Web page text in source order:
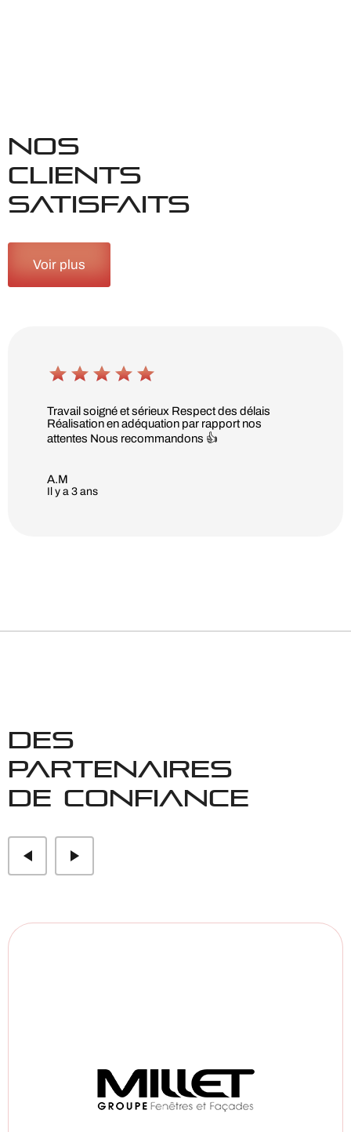
NOS
CLIENTS
SATISFAITS
Voir plus
Travail soigné et sérieux Respect des délais
Réalisation en adéquation par rapport nos
attentes Nous recommandons 👍
A.M
Il y a 3 ans
DES
PARTENAIRES
DE CONFIANCE